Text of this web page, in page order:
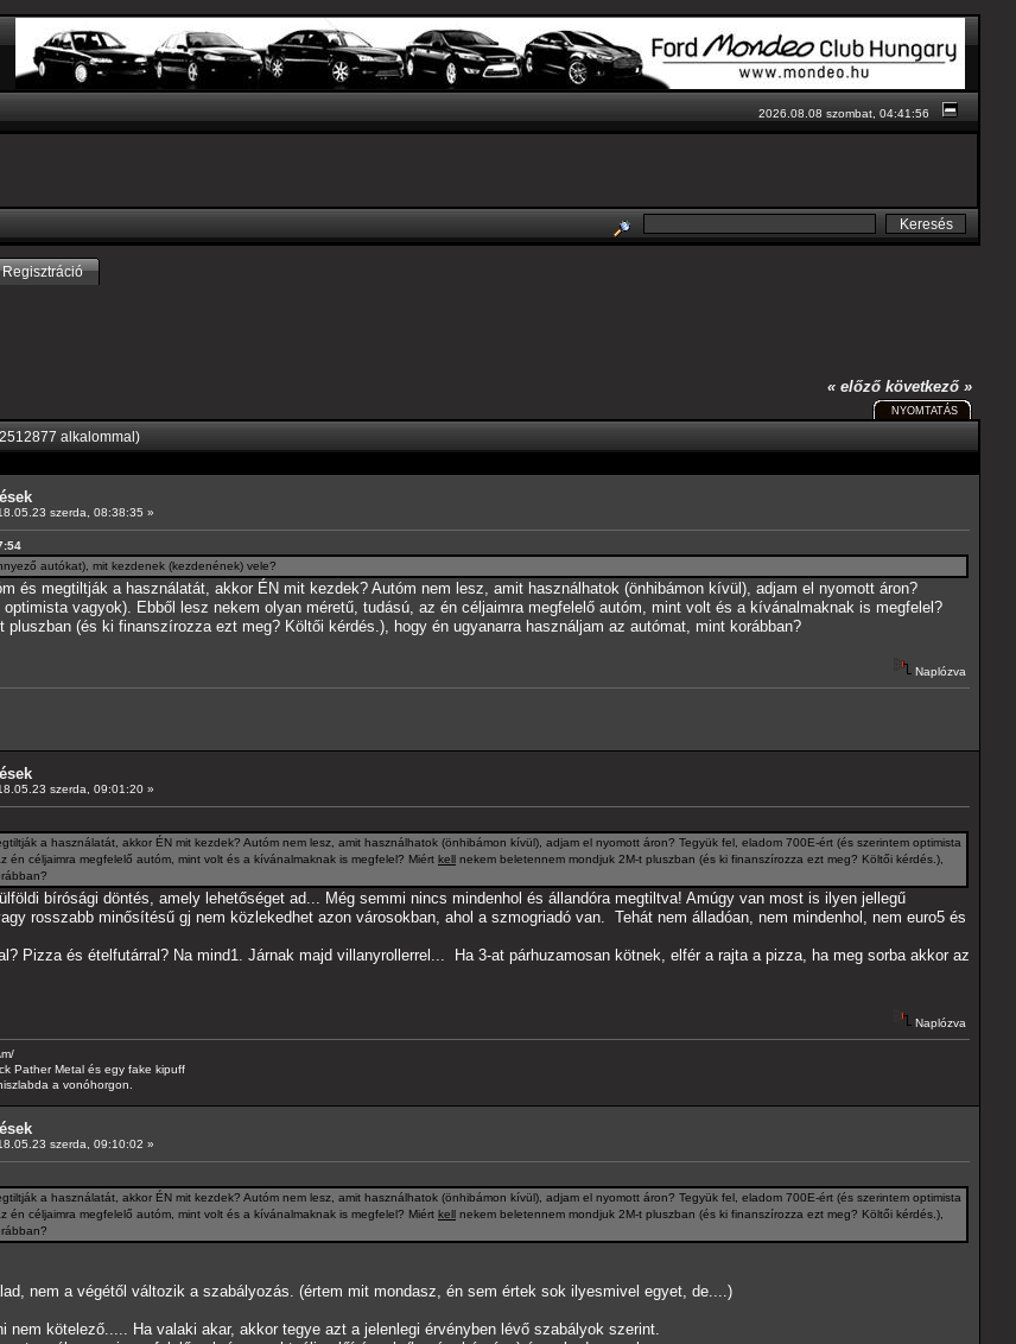
2026.08.08 szombat, 04:41:56
Regisztráció
« előző következő »
NYOMTATÁS
alkalommal)
szerda, 08:38:35 »
autókat), mit kezdenek (kezdenének) vele?
és megtiltják a használatát, akkor ÉN mit kezdek? Autóm nem lesz, amit használhatok (önhibámon kívül), adjam el nyomott áron?
vagyok). Ebből lesz nekem olyan méretű, tudású, az én céljaimra megfelelő autóm, mint volt és a kívánalmaknak is megfelel?
pluszban (és ki finanszírozza ezt meg? Költői kérdés.), hogy én ugyanarra használjam az autómat, mint korábban?
Naplózva
szerda, 09:01:20 »
a használatát, akkor ÉN mit kezdek? Autóm nem lesz, amit használhatok (önhibámon kívül), adjam el nyomott áron? Tegyük fel, eladom 700E-ért (és szerintem optimista
én céljaimra megfelelő autóm, mint volt és a kívánalmaknak is megfelel? Miért kell nekem beletennem mondjuk 2M-t pluszban (és ki finanszírozza ezt meg? Költői kérdés.),
bírósági döntés, amely lehetőséget ad... Még semmi nincs mindenhol és állandóra megtiltva! Amúgy van most is ilyen jellegű
rosszabb minősítésű gj nem közlekedhet azon városokban, ahol a szmogriadó van. Tehát nem álladóan, nem mindenhol, nem euro5 és
Pizza és ételfutárral? Na mind1. Járnak majd villanyrollerrel... Ha 3-at párhuzamosan kötnek, elfér a rajta a pizza, ha meg sorba akkor az
Naplózva
Pather Metal és egy fake kipuff
a vonóhorgon.
szerda, 09:10:02 »
a használatát, akkor ÉN mit kezdek? Autóm nem lesz, amit használhatok (önhibámon kívül), adjam el nyomott áron? Tegyük fel, eladom 700E-ért (és szerintem optimista
én céljaimra megfelelő autóm, mint volt és a kívánalmaknak is megfelel? Miért kell nekem beletennem mondjuk 2M-t pluszban (és ki finanszírozza ezt meg? Költői kérdés.),
nem a végétől változik a szabályozás. (értem mit mondasz, én sem értek sok ilyesmivel egyet, de....)
nem kötelező..... Ha valaki akar, akkor tegye azt a jelenlegi érvényben lévő szabályok szerint.